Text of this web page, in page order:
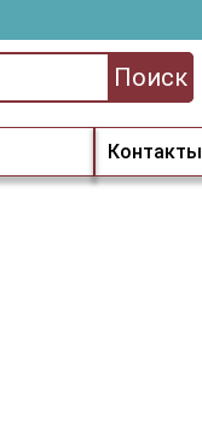
Контакты
Поиск